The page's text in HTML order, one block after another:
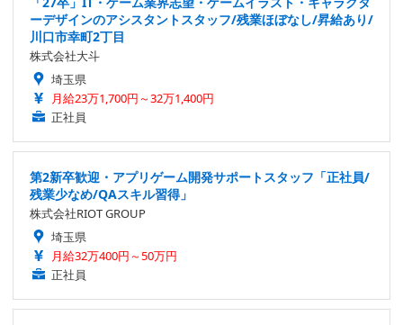
ーデザインのアシスタントスタッフ/残業ほぼなし/昇給あり/
川口市幸町2丁目
株式会社大斗
埼玉県
月給23万1,700円～32万1,400円
正社員
第2新卒歓迎・アプリゲーム開発サポートスタッフ「正社員/
残業少なめ/QAスキル習得」
株式会社RIOT GROUP
埼玉県
月給32万400円～50万円
正社員